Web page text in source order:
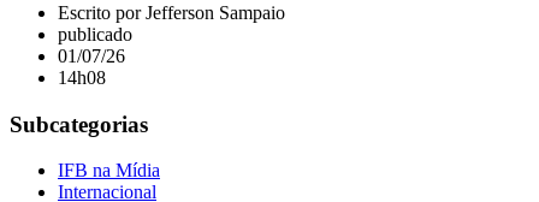
Escrito por Jefferson Sampaio
publicado
01/07/26
14h08
Subcategorias
IFB na Mídia
Internacional